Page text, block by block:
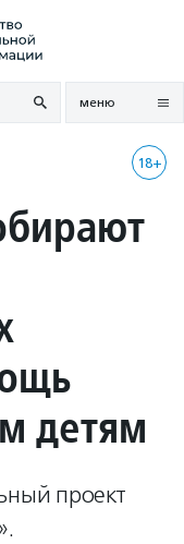
меню
18+
детям
проект